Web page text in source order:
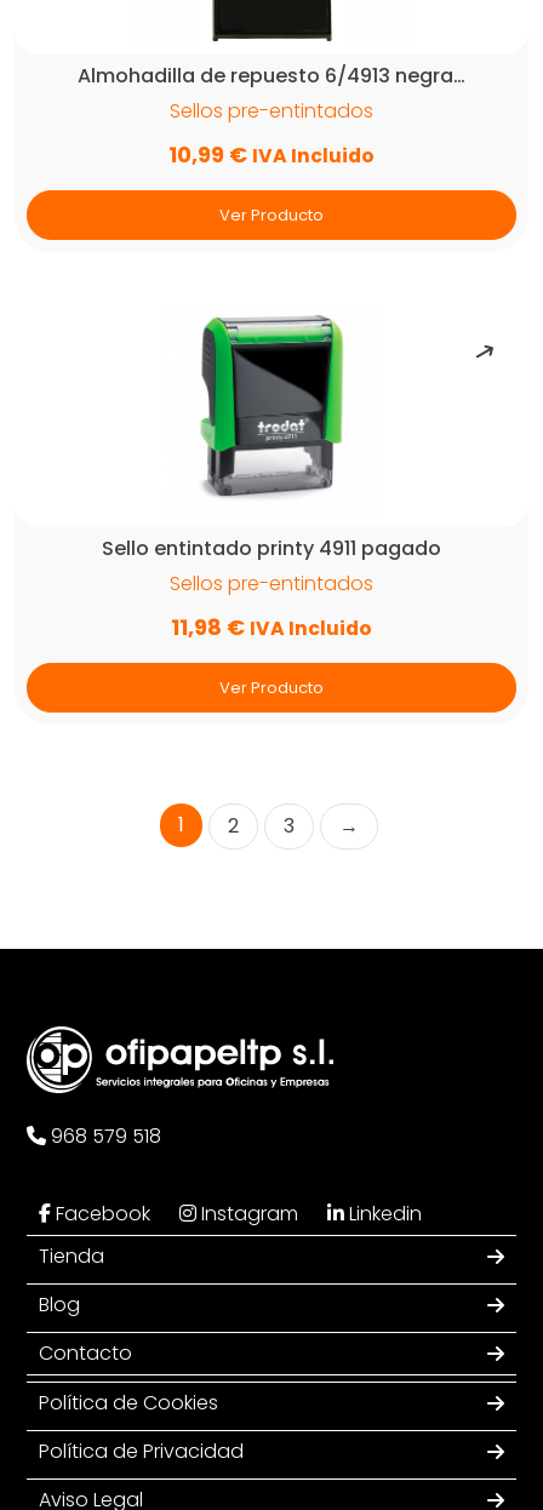
Almohadilla de repuesto 6/4913 negra…
Sellos pre-entintados
10,99 € IVA Incluido
Ver Producto
Sello entintado printy 4911 pagado
Sellos pre-entintados
11,98 € IVA Incluido
Ver Producto
1 2 3 →
968 579 518
Facebook Instagram
Linkedin
Tienda
Blog
Contacto
Política de Cookies
Política de Privacidad
Aviso Legal